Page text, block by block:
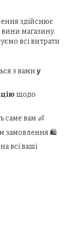
здійснює
магазину.
всі витрати
з вами у
щодо
саме вам 👶
замовлення 🛍️
всі ваші